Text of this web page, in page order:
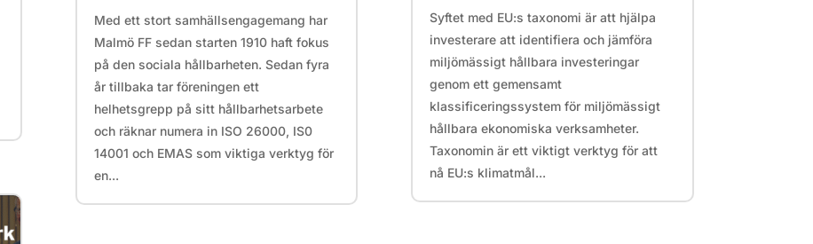
Med ett stort samhällsengagemang har
Malmö FF sedan starten 1910 haft fokus
på den sociala hållbarheten. Sedan fyra
år tillbaka tar föreningen ett
helhetsgrepp på sitt hållbarhetsarbete
och räknar numera in ISO 26000, IS0
14001 och EMAS som viktiga verktyg för
en...
Syftet med EU:s taxonomi är att hjälpa
investerare att identifiera och jämföra
miljömässigt hållbara investeringar
genom ett gemensamt
klassificeringssystem för miljömässigt
hållbara ekonomiska verksamheter.
Taxonomin är ett viktigt verktyg för att
nå EU:s klimatmål...